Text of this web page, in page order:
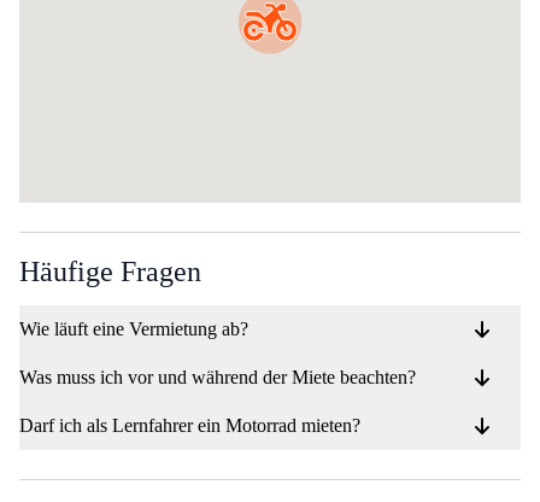
Häufige Fragen
Wie läuft eine Vermietung ab?
Was muss ich vor und während der Miete beachten?
Darf ich als Lernfahrer ein Motorrad mieten?